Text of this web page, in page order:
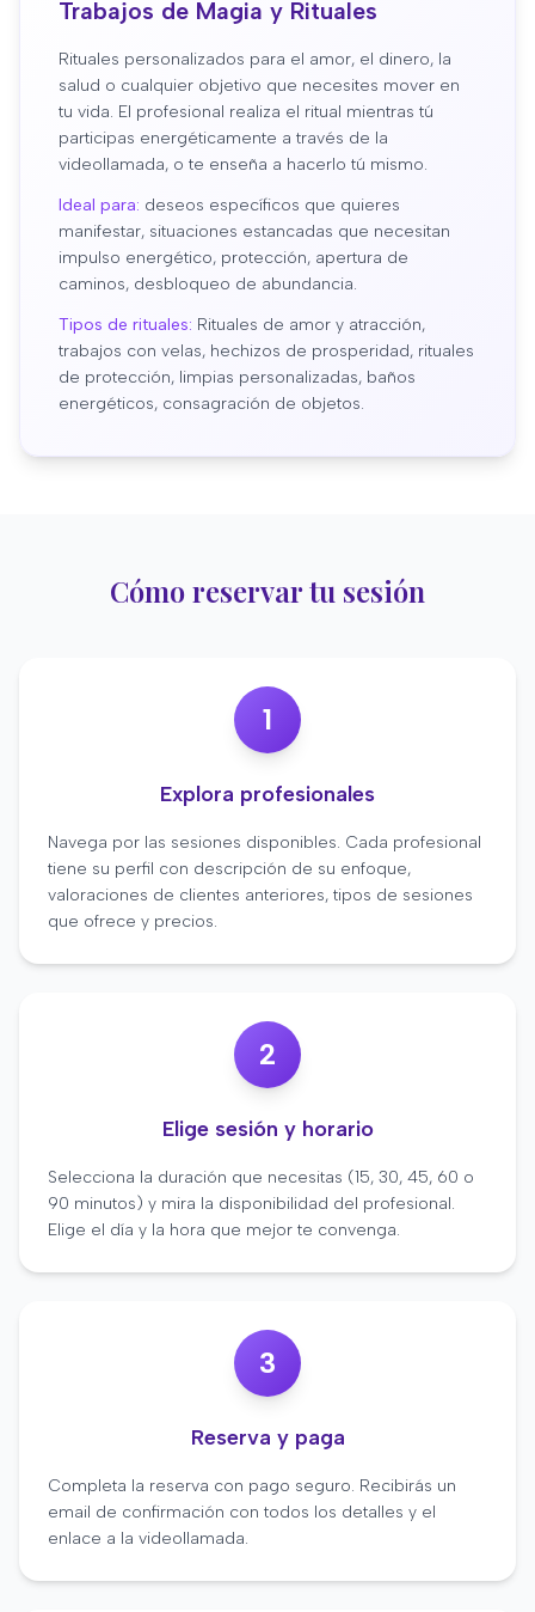
Trabajos de Magia y Rituales
Rituales personalizados para el amor, el dinero, la
salud o cualquier objetivo que necesites mover en
tu vida. El profesional realiza el ritual mientras tú
participas energéticamente a través de la
videollamada, o te enseña a hacerlo tú mismo.
Ideal para: deseos específicos que quieres
manifestar, situaciones estancadas que necesitan
impulso energético, protección, apertura de
caminos, desbloqueo de abundancia.
Tipos de rituales: Rituales de amor y atracción,
trabajos con velas, hechizos de prosperidad, rituales
de protección, limpias personalizadas, baños
energéticos, consagración de objetos.
Cómo reservar tu sesión
1
Explora profesionales
Navega por las sesiones disponibles. Cada profesional
tiene su perfil con descripción de su enfoque,
valoraciones de clientes anteriores, tipos de sesiones
que ofrece y precios.
2
Elige sesión y horario
Selecciona la duración que necesitas (15, 30, 45, 60 o
90 minutos) y mira la disponibilidad del profesional.
Elige el día y la hora que mejor te convenga.
3
Reserva y paga
Completa la reserva con pago seguro. Recibirás un
email de confirmación con todos los detalles y el
enlace a la videollamada.